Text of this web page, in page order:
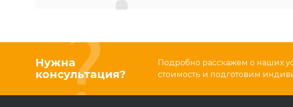
Нужна
консультация?
Подробно расскажем о наших
стоимость и подготовим